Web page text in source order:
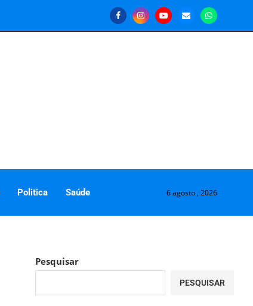
Politica Saúde 6 agosto , 2026
Pesquisar
PESQUISAR